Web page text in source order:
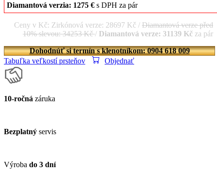
Diamantová verzia: 1275 € s DPH za pár
Ceny v Kč: Zirkónová verze: 28697 Kč / Diamantová verze před
10% slevou: 34253 Kč/ Diamantová verze: 31139 Kč za pár
Dohodnúť si termín s klenotníkom: 0904 618 009
Tabuľka veľkostí prsteňov
Objednať
10-ročná záruka
Bezplatný servis
Výroba do 3 dní